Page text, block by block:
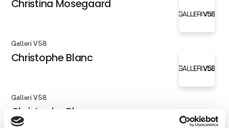
Christina Mosegaard
Galleri V58
Christophe Blanc
Galleri V58
Christophe Blanc.